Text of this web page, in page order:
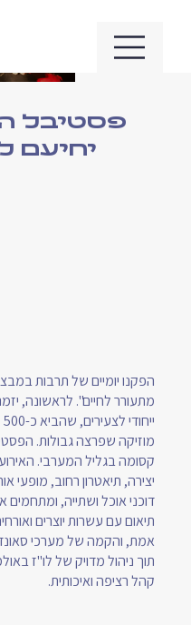
פסטיבל
יחיעם
הפקנו יומיים של תרבות
מתעורר לחיים". לראשונה,
מוזיקה שפרצה גבולות.
קסומה בגליל המערבי.
יצירה, תיאטרון רחוב, מופעי
דוכני אוכל ושתייה,
תיאום עם עשרות יוצרים
אמת, והקמה של מערכי
תוך ניהול מדויק של לו"ז
קהל רציפה ואיכותית.